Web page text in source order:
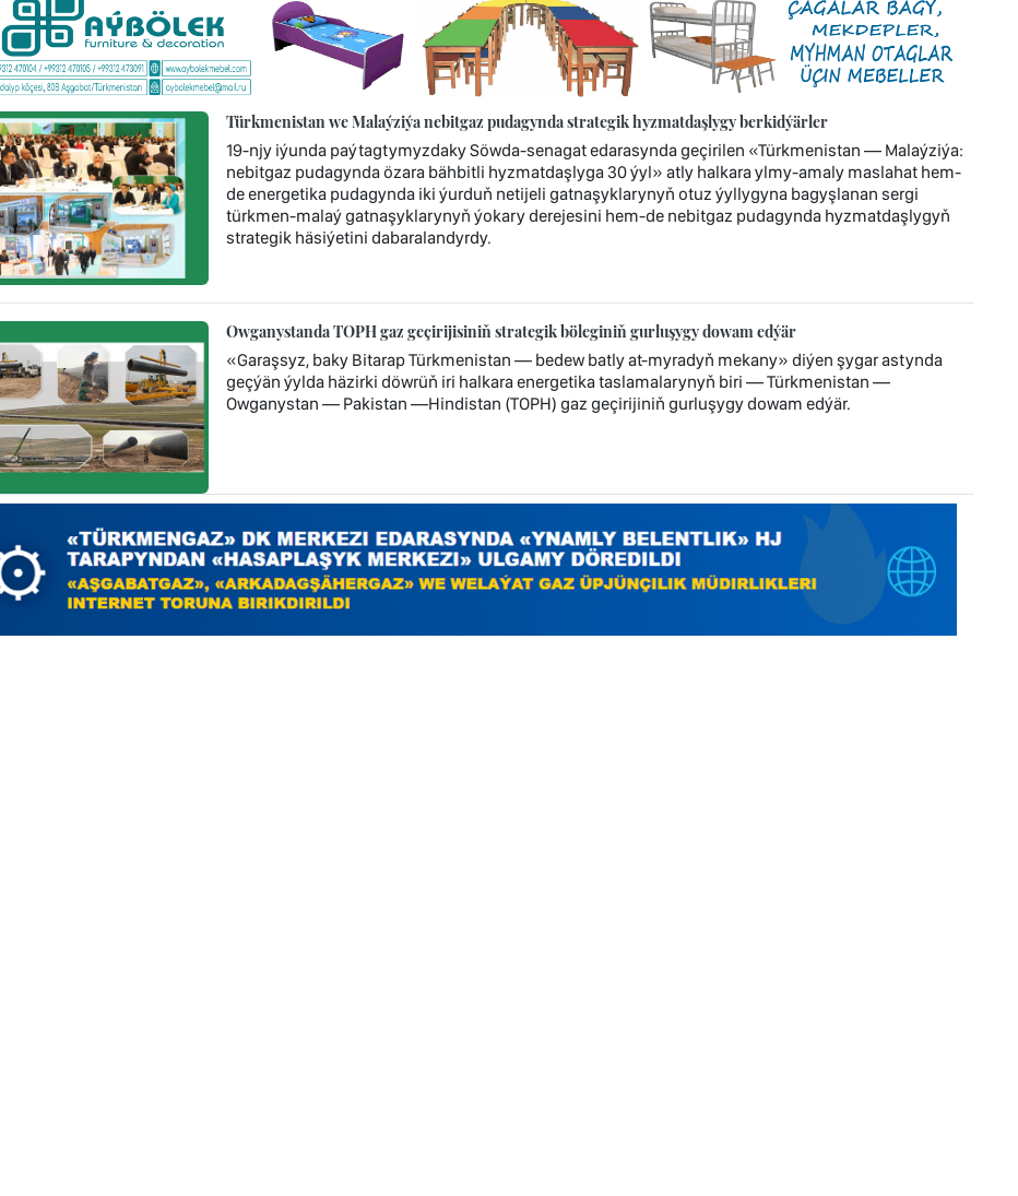
Türkmenistan we Malaýziýa nebitgaz pudagynda strategik hyzmatdaşlygy berkidýärler
19-njy iýunda paýtagtymyzdaky Söwda-senagat edarasynda geçirilen «Türkmenistan — Malaýziýa:
nebitgaz pudagynda özara bähbitli hyzmatdaşlyga 30 ýyl» atly halkara ylmy-amaly maslahat hem-
de energetika pudagynda iki ýurduň netijeli gatnaşyklarynyň otuz ýyllygyna bagyşlanan sergi
türkmen-malaý gatnaşyklarynyň ýokary derejesini hem-de nebitgaz pudagynda hyzmatdaşlygyň
strategik häsiýetini dabaralandyrdy.
Owganystanda TOPH gaz geçirijisiniň strategik böleginiň gurluşygy dowam edýär
«Garaşsyz, baky Bitarap Türkmenistan — bedew batly at-myradyň mekany» diýen şygar astynda
geçýän ýylda häzirki döwrüň iri halkara energetika taslamalarynyň biri — Türkmenistan —
Owganystan — Pakistan —Hindistan (TOPH) gaz geçirijiniň gurluşygy dowam edýär.